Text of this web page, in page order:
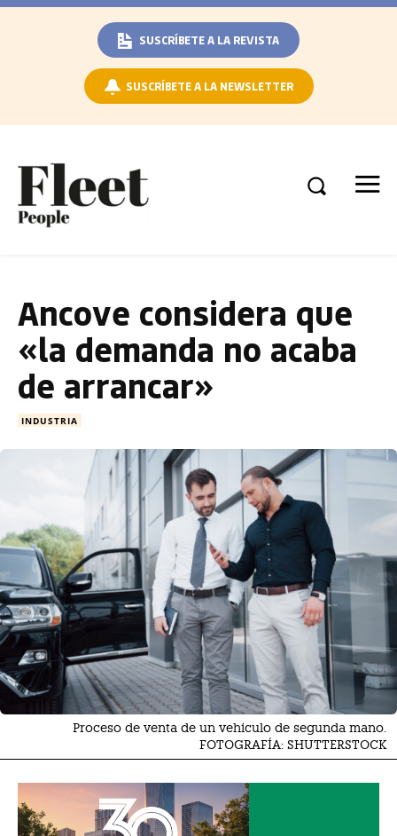
SUSCRÍBETE A LA REVISTA
SUSCRÍBETE A LA NEWSLETTER
Ancove considera que
«la demanda no acaba
de arrancar»
INDUSTRIA
Proceso de venta de un vehículo de segunda mano.
FOTOGRAFÍA: SHUTTERSTOCK